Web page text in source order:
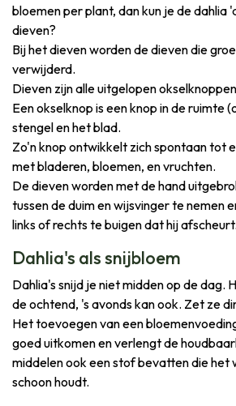
bloemen per plant, dan kun je de dahlia
dieven?
Bij het dieven worden de dieven die
verwijderd.
Dieven zijn alle uitgelopen
Een okselknop is een knop in de ruimte
stengel en het blad.
Zo'n knop ontwikkelt zich spontaan tot
met bladeren, bloemen, en vruchten.
De dieven worden met de hand
tussen de duim en wijsvinger te nemen
links of rechts te buigen dat hij afscheurt.
Dahlia's als snijbloem
Dahlia's snijd je niet midden op de dag.
de ochtend, 's avonds kan ook. Zet ze
Het toevoegen van een
goed uitkomen en verlengt de
middelen ook een stof bevatten die het
schoon houdt.